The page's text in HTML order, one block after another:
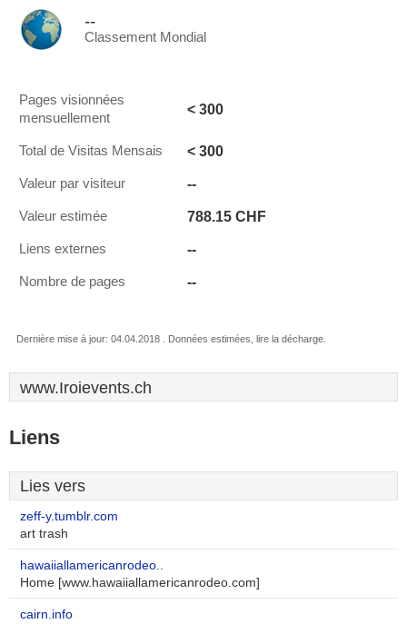
--
Classement Mondial
Pages visionnées
mensuellement
< 300
Total de Visitas Mensais < 300
Valeur par visiteur --
Valeur estimée 788.15 CHF
Liens externes --
Nombre de pages --
Dernière mise à jour: 04.04.2018 . Données estimées, lire la décharge.
www.Iroievents.ch
Liens
Lies vers
zeff-y.tumblr.com
art trash
hawaiiallamericanrodeo..
Home [www.hawaiiallamericanrodeo.com]
cairn.info